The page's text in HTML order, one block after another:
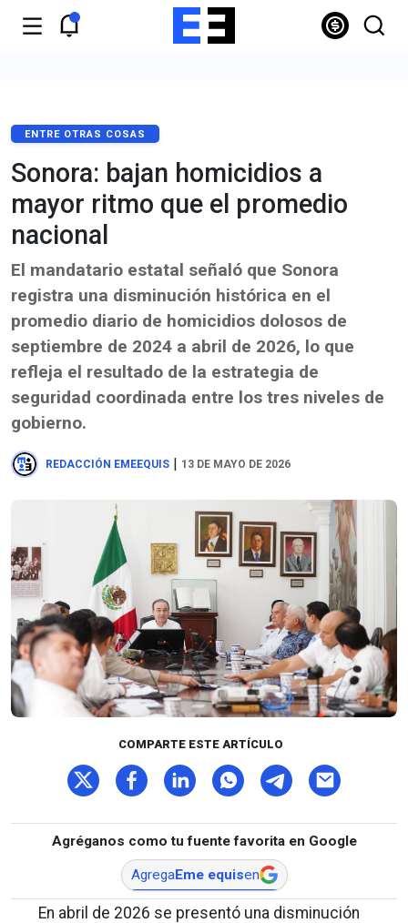
ENTRE OTRAS COSAS
Sonora: bajan homicidios a
mayor ritmo que el promedio
nacional
El mandatario estatal señaló que Sonora
registra una disminución histórica en el
promedio diario de homicidios dolosos de
septiembre de 2024 a abril de 2026, lo que
refleja el resultado de la estrategia de
seguridad coordinada entre los tres niveles de
gobierno.
REDACCIÓN EMEEQUIS | 13 DE MAYO DE 2026
COMPARTE ESTE ARTÍCULO
Agréganos como tu fuente favorita en Google
AgregaEme equisen
En abril de 2026 se presentó una disminución